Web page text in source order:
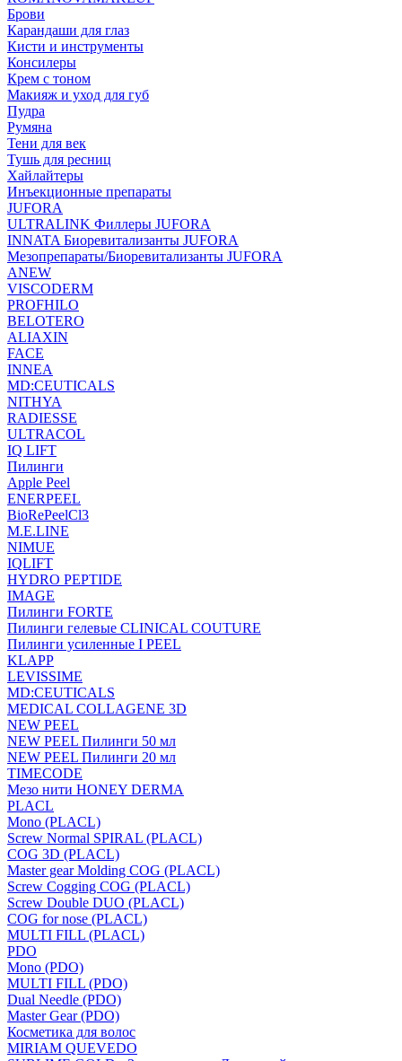
Брови
Карандаши для глаз
Кисти и инструменты
Консилеры
Крем с тоном
Макияж и уход для губ
Пудра
Румяна
Тени для век
Тушь для ресниц
Хайлайтеры
Инъекционные препараты
JUFORA
ULTRALINK Филлеры JUFORA
INNATA Биоревитализанты JUFORA
Мезопрепараты/Биоревитализанты JUFORA
ANEW
VISCODERM
PROFHILO
BELOTERO
ALIAXIN
FACE
INNEA
MD:CEUTICALS
NITHYA
RADIESSE
ULTRACOL
IQ LIFT
Пилинги
Apple Peel
ENERPEEL
BioRePeelCl3
M.E.LINE
NIMUE
IQLIFT
HYDRO PEPTIDE
IMAGE
Пилинги FORTE
Пилинги гелевые CLINICAL COUTURE
Пилинги усиленные I PEEL
KLAPP
LEVISSIME
MD:CEUTICALS
MEDICAL COLLAGENE 3D
NEW PEEL
NEW PEEL Пилинги 50 мл
NEW PEEL Пилинги 20 мл
TIMECODE
Мезо нити HONEY DERMA
PLACL
Mono (PLACL)
Screw Normal SPIRAL (PLACL)
COG 3D (PLACL)
Master gear Molding COG (PLACL)
Screw Cogging COG (PLACL)
Screw Double DUO (PLACL)
COG for nose (PLACL)
MULTI FILL (PLACL)
PDO
Mono (PDO)
MULTI FILL (PDO)
Dual Needle (PDO)
Master Gear (PDO)
Косметика для волос
MIRIAM QUEVEDO